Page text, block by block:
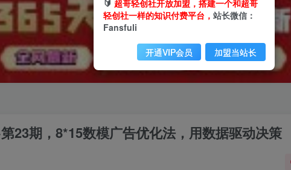
第23期，8*15数模广告优化法，用数据驱动决策
🔰 超哥轻创社开放加盟，搭建一个和超哥
轻创社一样的知识付费平台， 站长微信：
Fansfuli
开通VIP会员 加盟当站长